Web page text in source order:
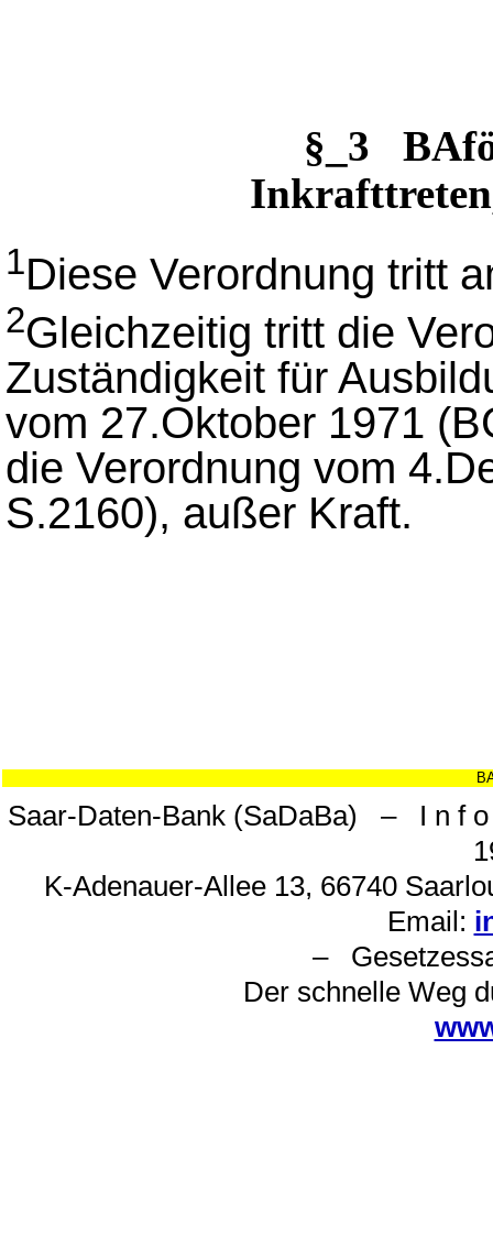
§_3
1Diese Verordnung tritt
2Gleichzeitig tritt die
Zuständigkeit für
vom 27.Oktober 1971
die Verordnung vom
S.2160), außer Kraft.
Saar-Daten-Bank (SaDaBa) – I n f
K-Adenauer-Allee 13, 66740
Email:
–
Der schnelle Weg